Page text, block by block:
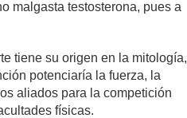
malgasta testosterona, pues a
tiene su origen en la mitología,
potenciaría la fuerza, la
aliados para la competición
físicas.